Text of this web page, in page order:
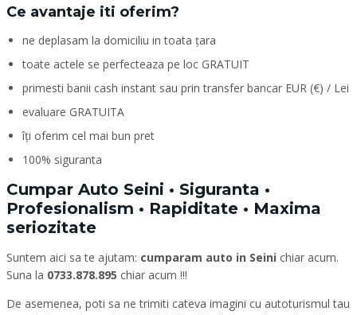
Ce avantaje iti oferim?
ne deplasam la domiciliu in toata țara
toate actele se perfecteaza pe loc GRATUIT
primesti banii cash instant sau prin transfer bancar EUR (€) / Lei
evaluare GRATUITA
îți oferim cel mai bun pret
100% siguranta
Cumpar Auto Seini • Siguranta •
Profesionalism • Rapiditate • Maxima
seriozitate
Suntem aici sa te ajutam: cumparam auto in Seini chiar acum.
Suna la 0733.878.895 chiar acum !!!
De asemenea, poti sa ne trimiti cateva imagini cu autoturismul tau